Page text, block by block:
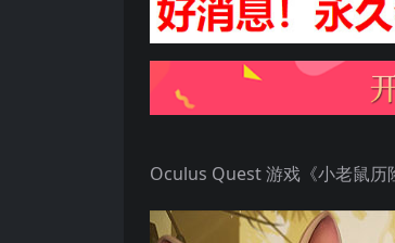
Oculus Quest 游戏《小老鼠历